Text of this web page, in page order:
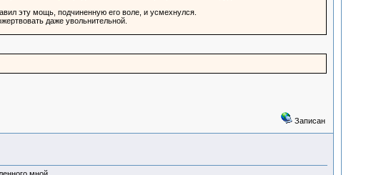
эту мощь, подчиненную его воле, и усмехнулся.
даже увольнительной.
Записан